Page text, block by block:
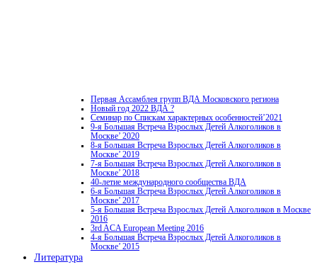
Первая Ассамблея групп ВДА Московского региона
Новый год 2022 ВДА ?
Семинар по Спискам характерных особенностей’2021
9-я Большая Встреча Взрослых Детей Алкоголиков в
Москве’ 2020
8-я Большая Встреча Взрослых Детей Алкоголиков в
Москве’ 2019
7-я Большая Встреча Взрослых Детей Алкоголиков в
Москве’ 2018
40-летие международного сообщества ВДА
6-я Большая Встреча Взрослых Детей Алкоголиков в
Москве’ 2017
5-я Большая Встреча Взрослых Детей Алкоголиков в Москве
2016
3rd ACA European Meeting 2016
4-я Большая Встреча Взрослых Детей Алкоголиков в
Москве’ 2015
Литература